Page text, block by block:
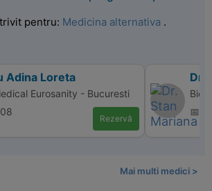
pentru: Medicina alternativa .
Adina Loreta
Eurosanity - Bucuresti
Rezervă
Dr.
Bio
📅
Mai multi medici >